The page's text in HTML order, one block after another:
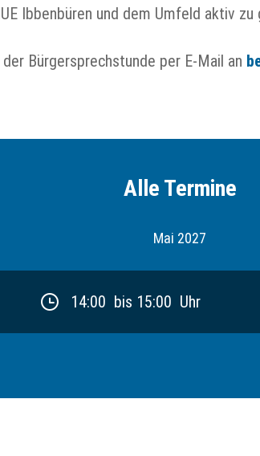
Ibbenbüren und dem Umfeld aktiv zu
Bürgersprechstunde per E-Mail an
Alle Termine
Mai 2027
14:00 bis 15:00 Uhr